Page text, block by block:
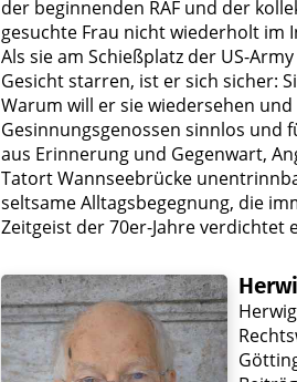
der beginnenden RAF und der
gesuchte Frau nicht wiederholt im
Als sie am Schießplatz der US-
Gesicht starren, ist er sich sicher:
Warum will er sie wiedersehen
Gesinnungsgenossen sinnlos und
aus Erinnerung und Gegenwart,
Tatort Wannseebrücke
seltsame Alltagsbegegnung, die
Zeitgeist der 70er-Jahre verdichtet